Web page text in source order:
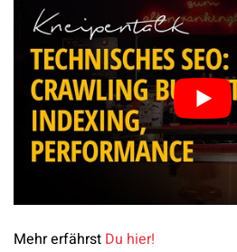
Mehr erfährst Du hier!